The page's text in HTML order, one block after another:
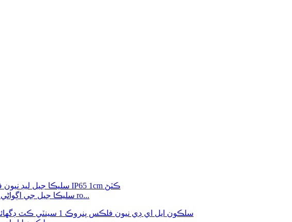
گرم اڇو DC12V 5*12MM سليڪا جيل جي اڳواڻي ۾ نيون فليڪس ro...